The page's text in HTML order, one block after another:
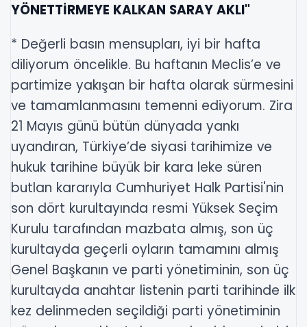
YÖNETTİRMEYE KALKAN SARAY AKLI"
* Değerli basın mensupları, iyi bir hafta
diliyorum öncelikle. Bu haftanın Meclis’e ve
partimize yakışan bir hafta olarak sürmesini
ve tamamlanmasını temenni ediyorum. Zira
21 Mayıs günü bütün dünyada yankı
uyandıran, Türkiye’de siyasi tarihimize ve
hukuk tarihine büyük bir kara leke süren
butlan kararıyla Cumhuriyet Halk Partisi'nin
son dört kurultayında resmi Yüksek Seçim
Kurulu tarafından mazbata almış, son üç
kurultayda geçerli oyların tamamını almış
Genel Başkanın ve parti yönetiminin, son üç
kurultayda anahtar listenin parti tarihinde ilk
kez delinmeden seçildiği parti yönetiminin